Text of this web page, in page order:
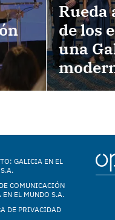
Rueda
de los
una
GALICIA EN EL
COMUNICACIÓN
EL MUNDO S.A.
DE PRIVACIDAD